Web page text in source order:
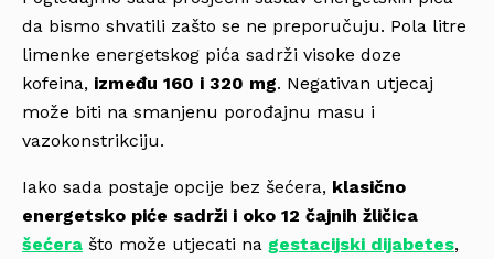
da bismo shvatili zašto se ne preporučuju. Pola litre
limenke energetskog pića sadrži visoke doze
kofeina, između 160 i 320 mg. Negativan utjecaj
može biti na smanjenu porođajnu masu i
vazokonstrikciju.
Iako sada postaje opcije bez šećera, klasično
energetsko piće sadrži i oko 12 čajnih žličica
šećera što može utjecati na gestacijski dijabetes,